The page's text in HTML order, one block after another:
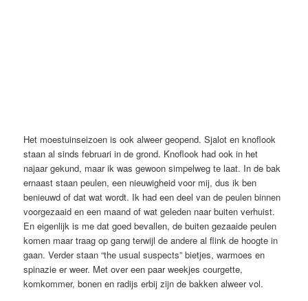
Het moestuinseizoen is ook alweer geopend. Sjalot en knoflook
staan al sinds februari in de grond. Knoflook had ook in het
najaar gekund, maar ik was gewoon simpelweg te laat. In de bak
ernaast staan peulen, een nieuwigheid voor mij, dus ik ben
benieuwd of dat wat wordt. Ik had een deel van de peulen binnen
voorgezaaid en een maand of wat geleden naar buiten verhuist.
En eigenlijk is me dat goed bevallen, de buiten gezaaide peulen
komen maar traag op gang terwijl de andere al flink de hoogte in
gaan. Verder staan “the usual suspects” bietjes, warmoes en
spinazie er weer. Met over een paar weekjes courgette,
komkommer, bonen en radijs erbij zijn de bakken alweer vol.